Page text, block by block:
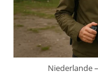
Niederlande